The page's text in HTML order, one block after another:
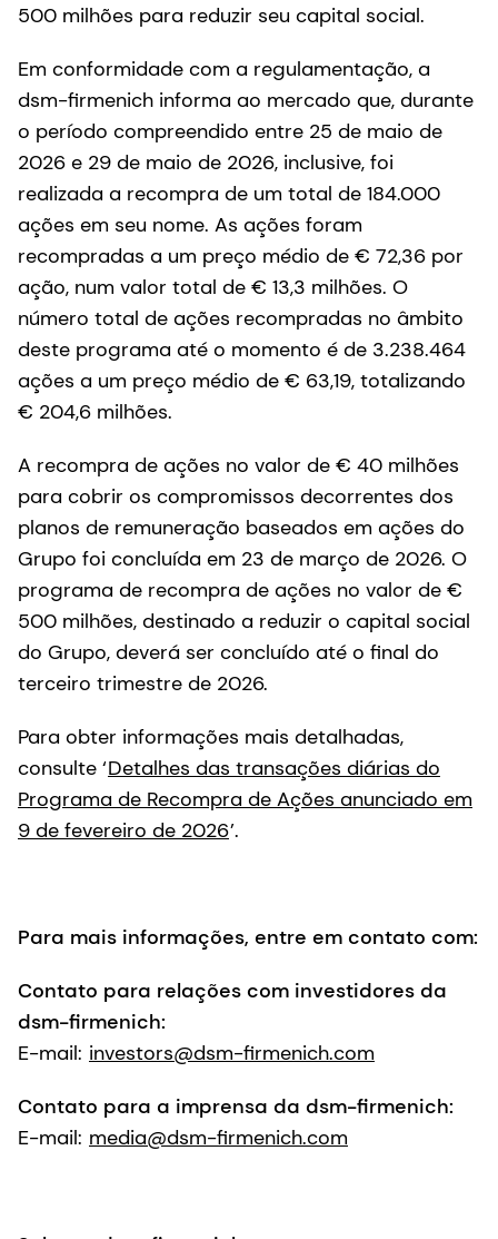
500 milhões para reduzir seu capital social.
Em conformidade com a regulamentação, a
dsm-firmenich informa ao mercado que, durante
o período compreendido entre 25 de maio de
2026 e 29 de maio de 2026, inclusive, foi
realizada a recompra de um total de 184.000
ações em seu nome. As ações foram
recompradas a um preço médio de € 72,36 por
ação, num valor total de € 13,3 milhões. O
número total de ações recompradas no âmbito
deste programa até o momento é de 3.238.464
ações a um preço médio de € 63,19, totalizando
€ 204,6 milhões.
A recompra de ações no valor de € 40 milhões
para cobrir os compromissos decorrentes dos
planos de remuneração baseados em ações do
Grupo foi concluída em 23 de março de 2026. O
programa de recompra de ações no valor de €
500 milhões, destinado a reduzir o capital social
do Grupo, deverá ser concluído até o final do
terceiro trimestre de 2026.
Para obter informações mais detalhadas,
consulte ‘Detalhes das transações diárias do
Programa de Recompra de Ações anunciado em
9 de fevereiro de 2026’.
Para mais informações, entre em contato com:
Contato para relações com investidores da
dsm-firmenich:
E-mail: investors@dsm-firmenich.com
Contato para a imprensa da dsm-firmenich:
E-mail: media@dsm-firmenich.com